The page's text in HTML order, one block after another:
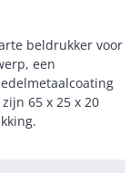
beldrukker voor
een
65 x 25 x 20